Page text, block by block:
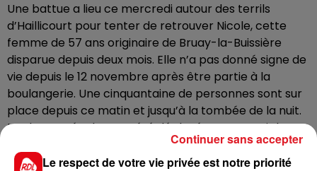
Une battue a lieu ce mercredi autour des terrils
d’Haillicourt pour tenter de retrouver Nicole, cette
femme de 57 ans originaire de Bruay-la-Buissière
disparue depuis deux mois. Elle n’a pas donné signe de
vie depuis le 12 novembre après être partie à la
boulangerie. Une cinquantaine de personnes sont sur
place depuis ce matin et jusqu’à la tombée de la nuit.
Un drone a également été déployé pour couvrir la
zone. L’appel à témoins est toujours en cours.
Le respect de votre vie privée est notre priorité
Continuer sans accepter